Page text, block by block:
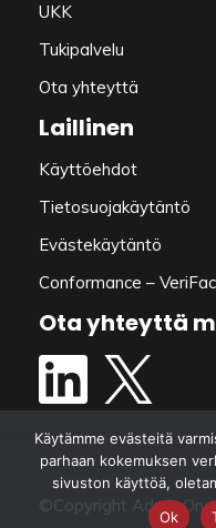
UKK
Tukipalvelu
Ota yhteyttä
Laillinen
Käyttöehdot
Tietosuojakäytäntö
Evästekäytäntö
Conformance –
Ota yhteyttä
©Copyright Admit
Käytämme evästeitä
parhaan kokemuksen
sivuston käyttöä,
Ok